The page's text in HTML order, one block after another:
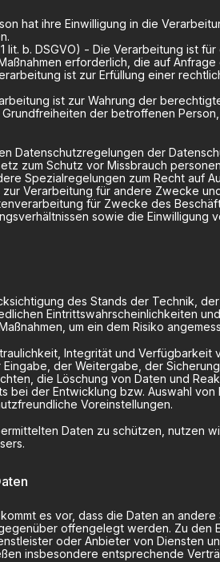
hat ihre Einwilligung in die
lit. b. DSGVO) - Die Verarbeitung ist
erforderlich, die auf
ist zur Erfüllung einer
ist zur Wahrung der
der betroffenen
Datenschutzregelungen der
zum Schutz vor Missbrauch
Spezialregelungen zum Recht auf
Verarbeitung für andere Zwecke
für Zwecke des
sowie die
des Stands der Technik,
Eintrittswahrscheinlichkeiten
um ein dem Risiko
Integrität und
der Weitergabe, der
die Löschung von Daten und
der Entwicklung bzw. Auswahl
Voreinstellungen.
Daten zu schützen, nutzen
es vor, dass die Daten an
offengelegt werden. Zu den
oder Anbieter von Diensten
insbesondere entsprechende